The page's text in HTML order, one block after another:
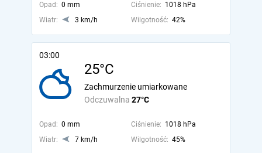
Opad: 0 mm Ciśnienie: 1018 hPa
Wiatr:
3 km/h Wilgotność: 42%
03:00
25°C
Odczuwalna 27°C
Zachmurzenie umiarkowane
Opad: 0 mm Ciśnienie: 1018 hPa
Wiatr:
7 km/h Wilgotność: 45%